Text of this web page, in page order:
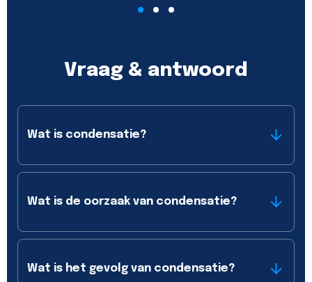
Vraag & antwoord
Wat is condensatie?
Wat is de oorzaak van condensatie?
Wat is het gevolg van condensatie?